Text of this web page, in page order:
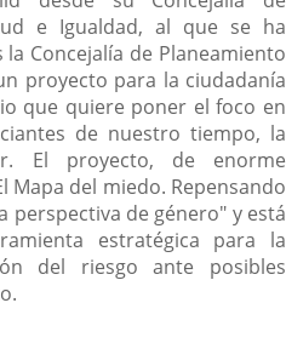
e Igualdad, al que se ha
Concejalía de Planeamiento
proyecto para la ciudadanía
que quiere poner el foco en
de nuestro tiempo, la
El proyecto, de enorme
Mapa del miedo. Repensando
perspectiva de género" y está
estratégica para la
del riesgo ante posibles